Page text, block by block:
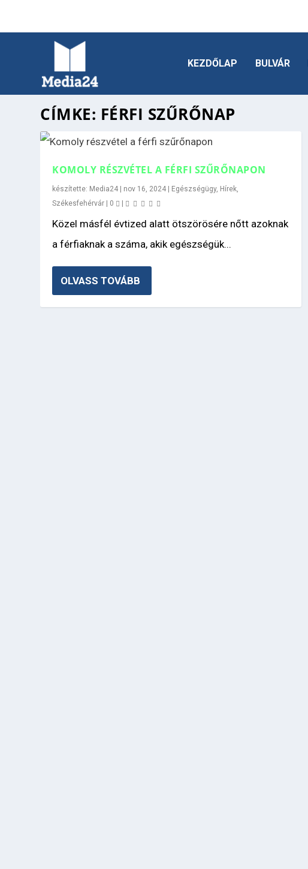
KEZDŐLAP BULVÁR
CÍMKE: FÉRFI SZŰRŐNAP
KOMOLY RÉSZVÉTEL A FÉRFI SZŰRŐNAPON
készítette: Media24 | nov 16, 2024 | Egészségügy, Hírek
Székesfehérvár | 0 |
Közel másfél évtized alatt ötszörösére nőtt azoknak
a férfiaknak a száma, akik egészségük...
OLVASS TOVÁBB